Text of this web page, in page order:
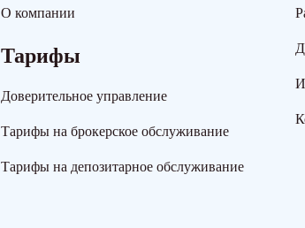
О компании
Тарифы
Доверительное управление
Тарифы на брокерское обслуживание
Тарифы на депозитарное обслуживание